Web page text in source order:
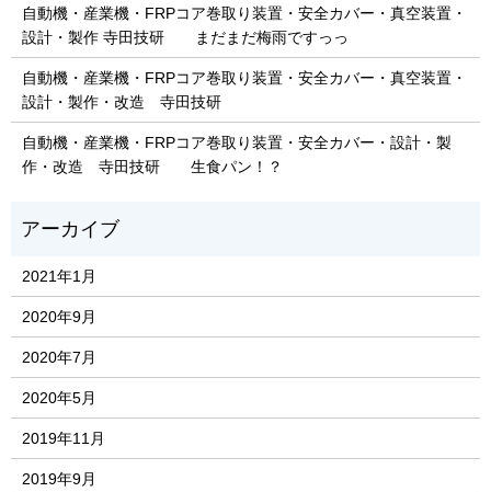
自動機・産業機・FRPコア巻取り装置・安全カバー・真空装置・
設計・製作 寺田技研 まだまだ梅雨ですっっ
自動機・産業機・FRPコア巻取り装置・安全カバー・真空装置・
設計・製作・改造 寺田技研
自動機・産業機・FRPコア巻取り装置・安全カバー・設計・製
作・改造 寺田技研 生食パン！？
2021年1月
2020年9月
2020年7月
2020年5月
2019年11月
2019年9月